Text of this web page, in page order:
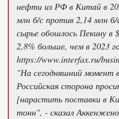
нефти из РФ в Китай в
млн б/с против 2,14 млн б/
сырье обошлось Пекину в
2,8% больше, чем в 2023
https://www.interfax.ru/
"На сегодняшний момент
Российская сторона
[нарастить поставки в
тонн", - сказал